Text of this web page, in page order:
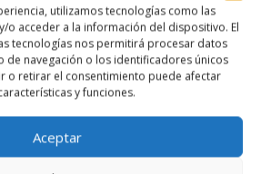
utilizamos tecnologías como las
o acceder a la información del dispositivo. El
tecnologías nos permitirá procesar datos
de navegación o los identificadores únicos
o retirar el consentimiento puede afectar
y funciones.
Aceptar